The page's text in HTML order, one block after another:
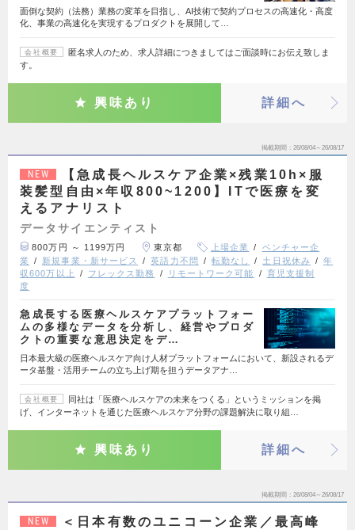
面倒な契約（法務）業務の変革を目指し、AI技術で契約プロセスの高速化・高度
化、事業の高速化を実現するプロダクトを展開して…
会社概要
匿名求人のため、求人詳細につきましてはご面談時にお伝え致しま
す。
興味あり 詳細へ
掲載期間 26/08/04～26/08/17
NEW
【急成長ヘルスケア企業×残業10h×服
装髪型自由×年収800~1200】ITで医療を変
えるアナリスト
データサイエンティスト
800万円 ～ 1199万円 東京都 上場企業
ベンチャー企
業
新規事業・新サービス 英語力不問 転勤なし 土日祝休み
年
収600万以上
フレックス勤務 リモートワーク可能
育児支援制
度
急成長する医療ヘルスケアプラットフォー
ムの多様なデータを分析し、経営やプロダ
クトの重要な意思決定をデ…
日本最大級の医療ヘルスケア向け人材プラットフォームにおいて、新設されるデ
ータ基盤・活用チームの立ち上げ期を担うデータアナ…
会社概要
同社は「医療ヘルスケアの未来をつくる」というミッションを掲
げ、インターネットを通じた医療ヘルスケア分野の課題解決に取り組…
興味あり 詳細へ
掲載期間 26/08/04～26/08/17
NEW
＜日本有数のユニコーン企業／最高峰